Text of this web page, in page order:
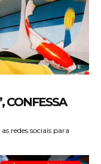
CONFESSA
redes sociais para